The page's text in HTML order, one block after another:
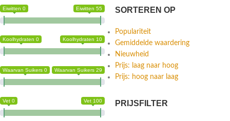
Eiwitten 0 Eiwitten 55
Koolhydraten 0 Koolhydraten 10
Waarvan Suikers 0 Waarvan Suikers 29
Vet 0 Vet 100
SORTEREN OP
Populariteit
Gemiddelde waardering
Nieuwheid
Prijs: laag naar hoog
Prijs: hoog naar laag
PRIJSFILTER